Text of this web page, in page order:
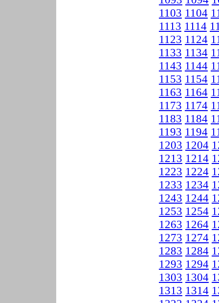
1103 1104
1113 1114
1123 1124
1133 1134
1143 1144
1153 1154
1163 1164
1173 1174
1183 1184
1193 1194
1203 1204
1213 1214
1223 1224
1233 1234
1243 1244
1253 1254
1263 1264
1273 1274
1283 1284
1293 1294
1303 1304
1313 1314